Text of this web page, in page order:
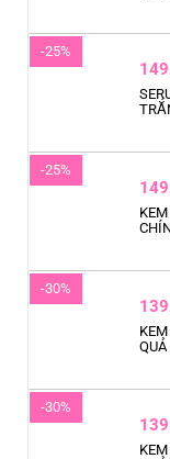
-25%
-25%
-30%
-30%